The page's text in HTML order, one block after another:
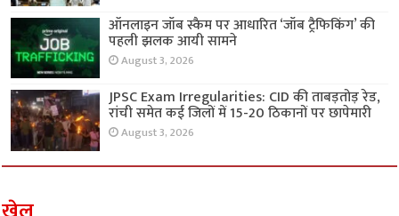
ऑनलाइन जॉब स्कैम पर आधारित ‘जॉब ट्रैफिकिंग’ की
पहली झलक आयी सामने
August 3, 2026
JPSC Exam Irregularities: CID की ताबड़तोड़ रेड,
रांची समेत कई जिलों में 15-20 ठिकानों पर छापेमारी
August 3, 2026